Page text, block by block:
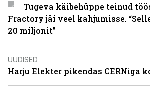
Tugeva käibehüppe teinud
Fractory jäi veel kahjumisse.
20 miljonit”
UUDISED
Harju Elekter pikendas CERNiga